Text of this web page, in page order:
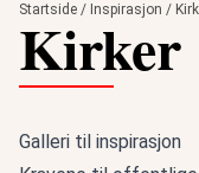
Startside / Inspirasjon /
Kirker
Galleri til inspirasjon